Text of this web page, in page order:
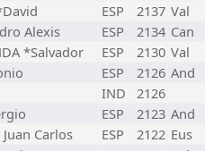
ESP 2137 Val
Alexis ESP 2134 Can
*Salvador ESP 2130 Val
ESP 2126 And
IND
2126
ESP 2123 And
Juan Carlos ESP 2122 Eus